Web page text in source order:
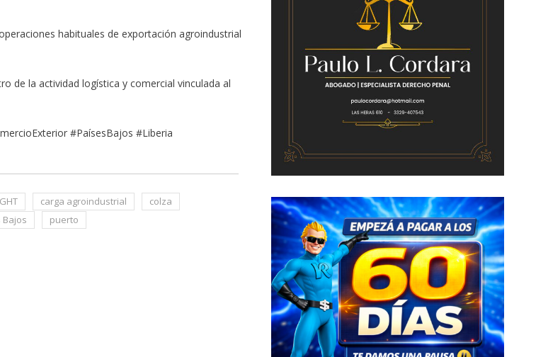
habituales de exportación agroindustrial
de la actividad logística y comercial vinculada al
#PaísesBajos #Liberia
carga agroindustrial
colza
Bajos puerto